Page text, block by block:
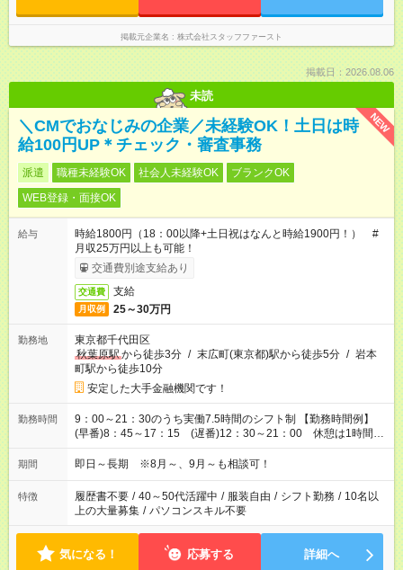
掲載元企業名 株式会社スタッフファースト
掲載日：2026.08.06
未読
NEW
＼CMでおなじみの企業／未経験OK！土日は時
給100円UP＊チェック・審査事務
派遣 職種未経験OK 社会人未経験OK
ブランクOK
WEB登録・面接OK
給与
時給1800円（18：00以降+土日祝はなんと時給1900円！） #
月収25万円以上も可能！
交通費別途支給あり
交通費 支給
月収例 25～30万円
勤務地
東京都千代田区
秋葉原駅から徒歩3分 / 末広町(東京都)駅から徒歩5分 / 岩本
町駅から徒歩10分
安定した大手金融機関です！
勤務時間
9：00～21：30のうち実働7.5時間のシフト制 【勤務時間例】
(早番)8：45～17：15 (遅番)12：30～21：00 休憩は1時間で
す♪ ◇早く出勤して夕方以降のプライベートを楽しんだり、ラ
ンチのあとにゆっくり出勤したり…、希望に合わせてお仕事で
期間 即日～長期 ※8月～、9月～も相談可！
特徴 履歴書不要 / 40～50代活躍中 / 服装自由 / シフト勤務 / 10名以
上の大量募集 / パソコンスキル不要
気になる！ 応募する 詳細へ